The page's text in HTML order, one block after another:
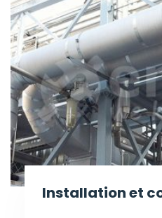
Installation et